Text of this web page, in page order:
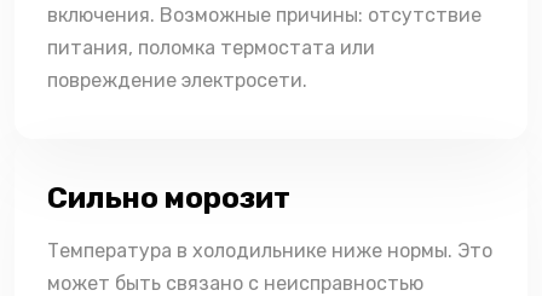
включения. Возможные причины: отсутствие
питания, поломка термостата или
повреждение электросети.
Сильно морозит
Температура в холодильнике ниже нормы. Это
может быть связано с неисправностью